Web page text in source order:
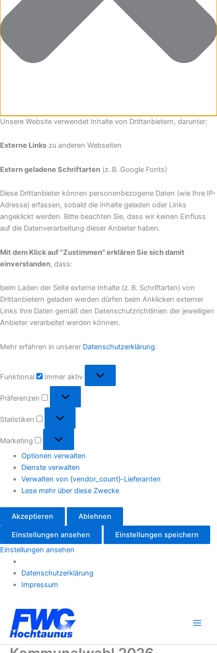
Unsere Website verwendet Inhalte von Drittanbietern, darunter:
Externe Links zu anderen Webseiten
Extern geladene Schriftarten (z. B. Google Fonts)
Diese Drittanbieter können personenbezogene Daten (wie Ihre IP-
Adresse) erfassen, sobald die Inhalte geladen oder Links
angeklickt werden. Bitte beachten Sie, dass wir keinen Einfluss
auf die Datenverarbeitung dieser Anbieter haben.
Mit dem Klick auf "Zustimmen" erklären Sie sich damit
einverstanden, dass:
beim Laden der Seite externe Inhalte (z. B. Schriftarten) von
Drittanbietern geladen werden dürfen beim Anklicken externer
Links Ihre Daten gemäß den Datenschutzrichtlinien der jeweiligen
Anbieter verarbeitet werden können.
Mehr erfahren in unserer Datenschutzerklärung.
Funktional Immer aktiv
Präferenzen
Statistiken
Marketing
Optionen verwalten
Dienste verwalten
Verwalten von {vendor_count}-Lieferanten
Lese mehr über diese Zwecke
Akzeptieren Ablehnen
Einstellungen ansehen
Einstellungen speichern
Einstellungen ansehen
Datenschutzerklärung
Impressum
Inhalt
springen